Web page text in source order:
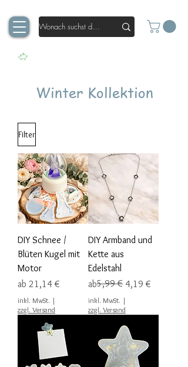
Winter Kollektion
Filter
DIY Schnee /
Blüten Kugel mit
Motor
ab 21,14 €
Sale-Preis
inkl. MwSt. |
zzgl. Versand
DIY Armband und
Kette aus
Edelstahl
ab
Standardpreis
5,99 € 4,19 €
Sale-Preis
inkl. MwSt. |
zzgl. Versand